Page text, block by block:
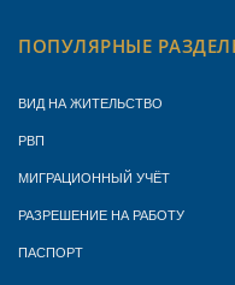
ПОПУЛЯРНЫЕ
ВИД НА ЖИТЕЛЬСТВО
РВП
МИГРАЦИОННЫЙ УЧЁТ
РАЗРЕШЕНИЕ НА РАБОТУ
ПАСПОРТ